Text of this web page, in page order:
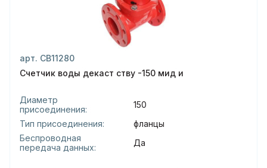
арт. СВ11280
Счетчик воды декаст ству -150 мид и
Диаметр
присоединения:
150
Тип присоединения:
фланцы
Беспроводная
передача данных:
Да